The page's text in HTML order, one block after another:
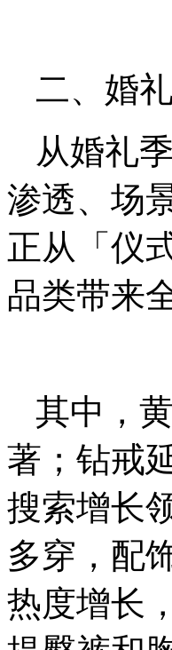
二、婚
从婚礼
渗透、场
正从「仪
品类带来
其中，
著；钻戒
搜索增长
多穿，配
热度增长